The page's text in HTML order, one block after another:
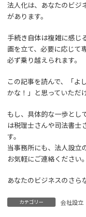
法人化は、あなたのビジ
があります。
手続き自体は複雑に感じ
画を立て、必要に応じて
必ず乗り越えられます。
この記事を読んで、「よ
かな！」と思っていただ
もし、具体的な一歩とし
は税理士さんや司法書士
す。
当事務所にも、法人設立
お気軽にご連絡ください。
あなたのビジネスのさら
カテゴリー 会社設立